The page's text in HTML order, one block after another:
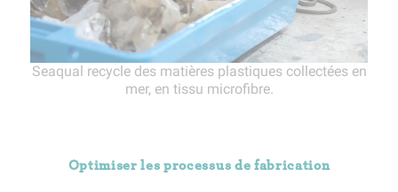
Seaqual recycle des matières plastiques collectées en
mer, en tissu microfibre.
Optimiser les processus de fabrication